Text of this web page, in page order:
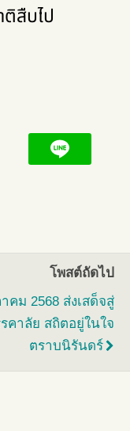
ติสืบไป
โพสต์ถัดไป
คม 2568 ส่งเสด็จสู่
คาลัย สถิตอยู่ในใจ
ตราบนิรันดร์